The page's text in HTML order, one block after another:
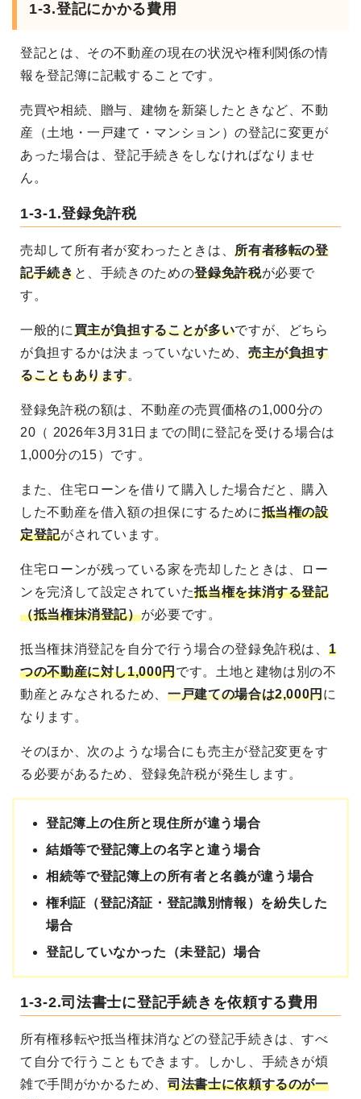
1-3.登記にかかる費用
登記とは、その不動産の現在の状況や権利関係の情
報を登記簿に記載することです。
売買や相続、贈与、建物を新築したときなど、不動
産（土地・一戸建て・マンション）の登記に変更が
あった場合は、登記手続きをしなければなりませ
ん。
1-3-1.登録免許税
売却して所有者が変わったときは、所有者移転の登
記手続きと、手続きのための登録免許税が必要で
す。
一般的に買主が負担することが多いですが、どちら
が負担するかは決まっていないため、 売主が負担す
ることもあります。
登録免許税の額は、不動産の売買価格の1,000分の
20（ 2026年3月31日までの間に登記を受ける場合は
1,000分の15）です。
また、住宅ローンを借りて購入した場合だと、購入
した不動産を借入額の担保にするために抵当権の設
定登記がされています。
住宅ローンが残っている家を売却したときは、ロー
ンを完済して設定されていた抵当権を抹消する登記
（抵当権抹消登記）が必要です。
抵当権抹消登記を自分で行う場合の登録免許税は、 1
つの不動産に対し1,000円です。土地と建物は別の不
動産とみなされるため、一戸建ての場合は2,000円に
なります。
そのほか、次のような場合にも売主が登記変更をす
る必要があるため、登録免許税が発生します。
登記簿上の住所と現住所が違う場合
結婚等で登記簿上の名字と違う場合
相続等で登記簿上の所有者と名義が違う場合
権利証（登記済証・登記識別情報）を紛失した
場合
登記していなかった（未登記）場合
1-3-2.司法書士に登記手続きを依頼する費用
所有権移転や抵当権抹消などの登記手続きは、すべ
て自分で行うこともできます。しかし、手続きが煩
雑で手間がかかるため、司法書士に依頼するのが一